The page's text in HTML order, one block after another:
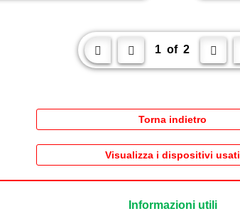
  1 of2 
Torna indietro
Visualizza i dispositivi usati
Informazioni utili